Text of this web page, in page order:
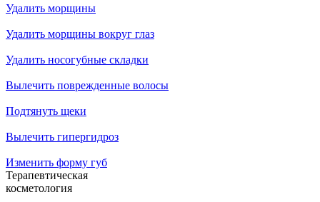
Удалить морщины
Удалить морщины вокруг глаз
Удалить носогубные складки
Вылечить поврежденные волосы
Подтянуть щеки
Вылечить гипергидроз
Изменить форму губ
Терапевтическая
косметология